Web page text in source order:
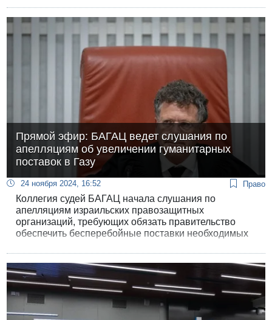
получающим бюджетные гранты, вступать в любые
отношения с газетой "Гаарец", то есть размещать
там объявления и рекламу.
Прямой эфир: БАГАЦ ведет слушания по
апелляциям об увеличении гуманитарных
поставок в Газу
24 ноября 2024, 16:52 Право
Коллегия судей БАГАЦ начала слушания по
апелляциям израильских правозащитных
организаций, требующих обязать правительство
обеспечить бесперебойные поставки необходимых
прямая интернет-трансляция.